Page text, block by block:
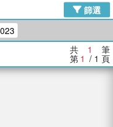
The Odyssey 、
果歷史是一群喵 、 暑期
布克獎 臺灣漫遊錄
的李登輝時代 、 數學女
偉大的迷走神經
篩選
共 1 筆
第 1 / 1 頁